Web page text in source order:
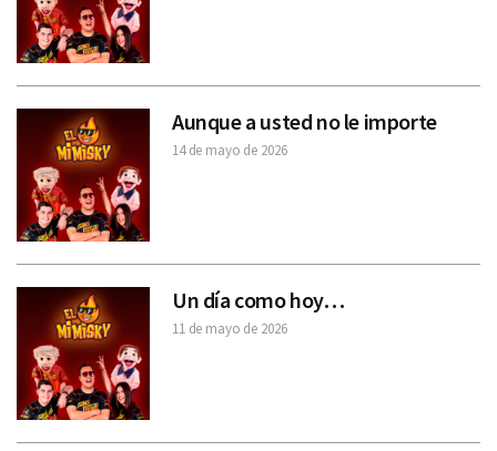
Aunque a usted no le importe
14 de mayo de 2026
Un día como hoy…
11 de mayo de 2026